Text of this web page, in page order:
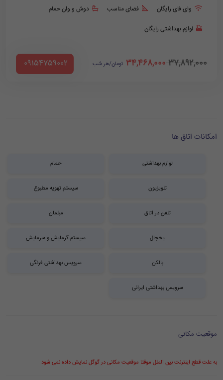
وای فای رایگان فضای مناسب دوش و وان حمام
لوازم بهداشتی رایگان
37,892,000
34,468,000 تومان/هر شب ‪ 09154759002
امکانات اتاق ها
لوازم بهداشتی حمام
تلویزیون سیستم تهویه مطبوع
تلفن در اتاق مبلمان
یخچال سیستم گرمایش و سرمایش
بالکن سرویس بهداشتی فرنگی
سرویس بهداشتی ایرانی
موقعیت مکانی
به علت قطع اینترنت بین الملل موقتا موقعیت مکانی در گوگل نمایش داده نمی شود